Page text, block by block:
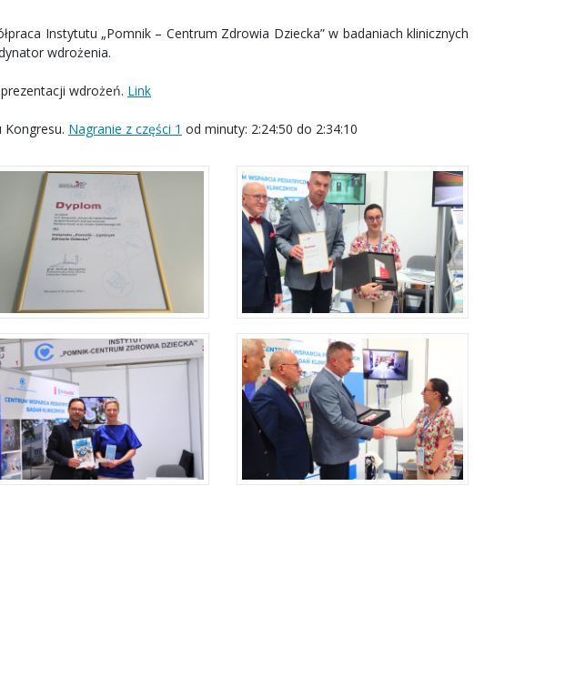
Instytutu „Pomnik – Centrum Zdrowia Dziecka” w badaniach klinicznych
wdrożenia.
wdrożeń. Link
Kongresu. Nagranie z części 1 od minuty: 2:24:50 do 2:34:10